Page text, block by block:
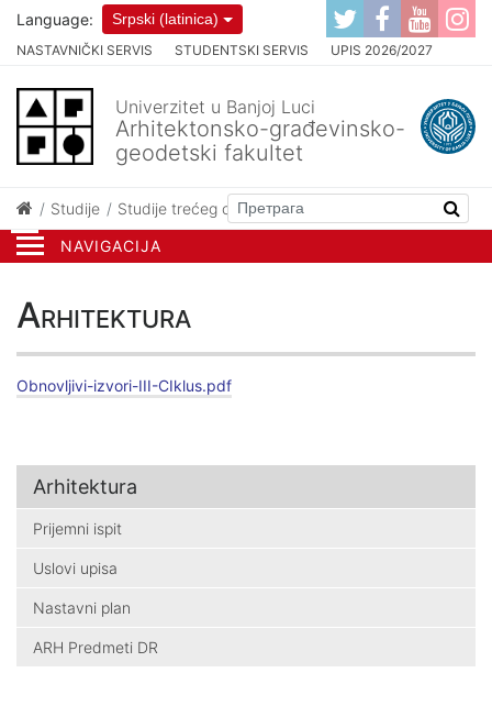
NAVIGACIJA
NASTAVNIČKI SERVIS STUDENTSKI SERVIS UPIS 2026/2027
Language: Srpski (latinica)
Univerzitet u Banjoj Luci
Arhitektonsko-građevinsko-
geodetski fakultet
Studije Studije trećeg ciklusa Arhitektura
Arhitektura
Prijemni ispit
Uslovi upisa
Nastavni plan
ARH Predmeti DR
Arhitektura
Obnovljivi-izvori-III-CIklus.pdf